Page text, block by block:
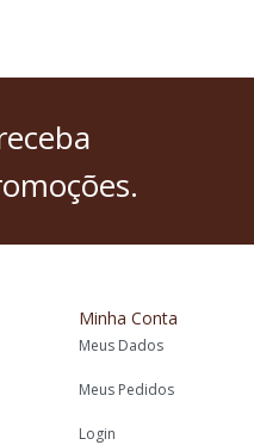
Minha Conta
Meus Dados
Meus Pedidos
Login